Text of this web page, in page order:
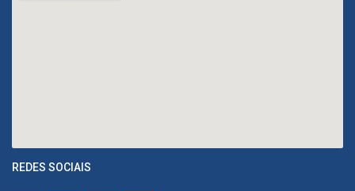
REDES SOCIAIS